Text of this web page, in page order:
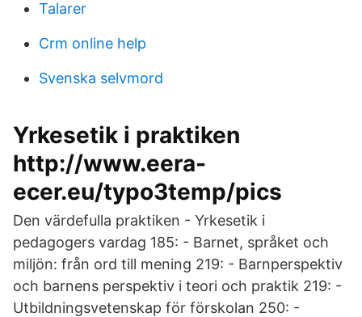
Talarer
Crm online help
Svenska selvmord
Yrkesetik i praktiken
http://www.eera-
ecer.eu/typo3temp/pics
Den värdefulla praktiken - Yrkesetik i
pedagogers vardag 185: - Barnet, språket och
miljön: från ord till mening 219: - Barnperspektiv
och barnens perspektiv i teori och praktik 219: -
Utbildningsvetenskap för förskolan 250: -